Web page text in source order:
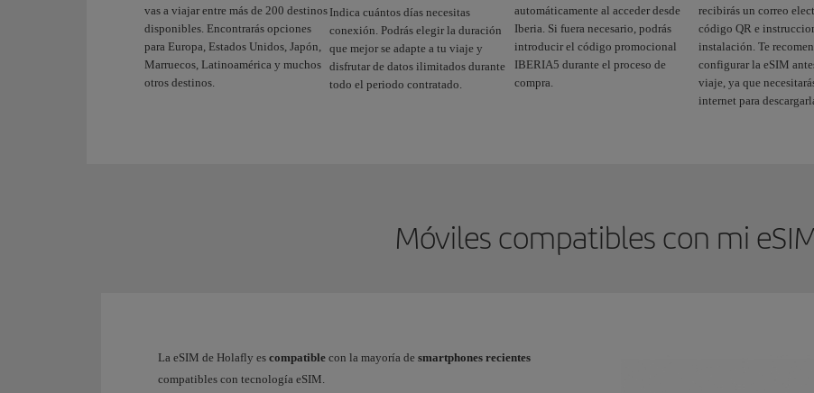
vas a viajar entre más de 200 destinos
disponibles. Encontrarás opciones
para Europa, Estados Unidos, Japón,
Marruecos, Latinoamérica y muchos
otros destinos.
Indica cuántos días necesitas
conexión. Podrás elegir la duración
que mejor se adapte a tu viaje y
disfrutar de datos ilimitados durante
todo el periodo contratado.
automáticamente al acceder desde
Iberia. Si fuera necesario, podrás
introducir el código promocional
IBERIA5 durante el proceso de
compra.
recibirás un correo
código QR e
instalación. Te
configurar la eSIM
viaje, ya que
internet para
Móviles compatibles con mi
La eSIM de Holafly es compatible con la mayoría de smartphones recientes
compatibles con tecnología eSIM.